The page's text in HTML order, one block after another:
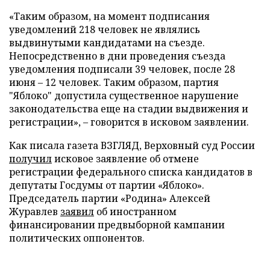
«Таким образом, на момент подписания
уведомлений 218 человек не являлись
выдвинутыми кандидатами на съезде.
Непосредственно в дни проведения съезда
уведомления подписали 39 человек, после 28
июня – 12 человек. Таким образом, партия
"Яблоко" допустила существенное нарушение
законодательства еще на стадии выдвижения и
регистрации», – говорится в исковом заявлении.
Как писала газета ВЗГЛЯД, Верховный суд России
получилисковое заявление об отмене
регистрации федерального списка кандидатов в
депутаты Госдумы от партии «Яблоко».
Председатель партии «Родина» Алексей
Журавлев заявил об иностранном
финансировании предвыборной кампании
политических оппонентов.